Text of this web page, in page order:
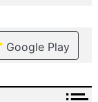
Google Play